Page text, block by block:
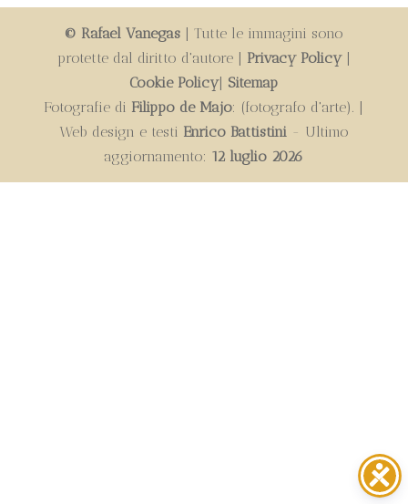
© Rafael Vanegas| Tutte le immagini sono
protette dal diritto d'autore | Privacy Policy|
Cookie Policy| Sitemap
Fotografie di Filippo de Majo: (fotografo d'arte). |
Web design e testi Enrico Battistini - Ultimo
aggiornamento: 12 luglio 2026